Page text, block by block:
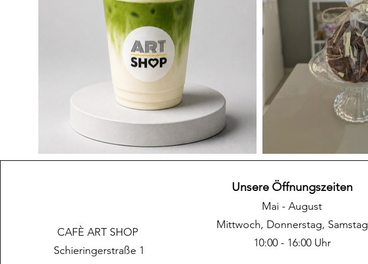
CAFÈ ART SHOP
Schieringerstraße 1
​​Unsere Öffnungszeiten
Mai - August
​Mittwoch, Donnerstag, Samstag
10:00 - 16:00 Uhr​